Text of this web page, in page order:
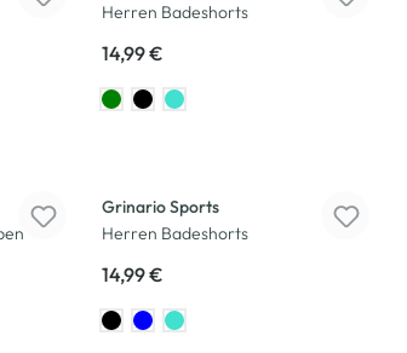
Herren Badeshorts
14,99 €
Grinario Sports
Herren Badeshorts
14,99 €